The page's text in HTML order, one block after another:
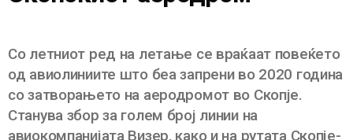
Со летниот ред на летање се враќаат повеќето
од авиолиниите што беа запрени во 2020 година
со затворањето на аеродромот во Скопје.
Станува збор за голем број линии на
авиокомпанијата Визер, како и на рутата Скопје-